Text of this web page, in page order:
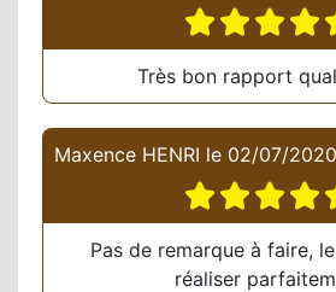
Très bon rapport
Maxence HENRI le 02/07/2020
Pas de remarque à faire,
réaliser